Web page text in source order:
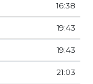
16:38
19:43
19:43
21:03